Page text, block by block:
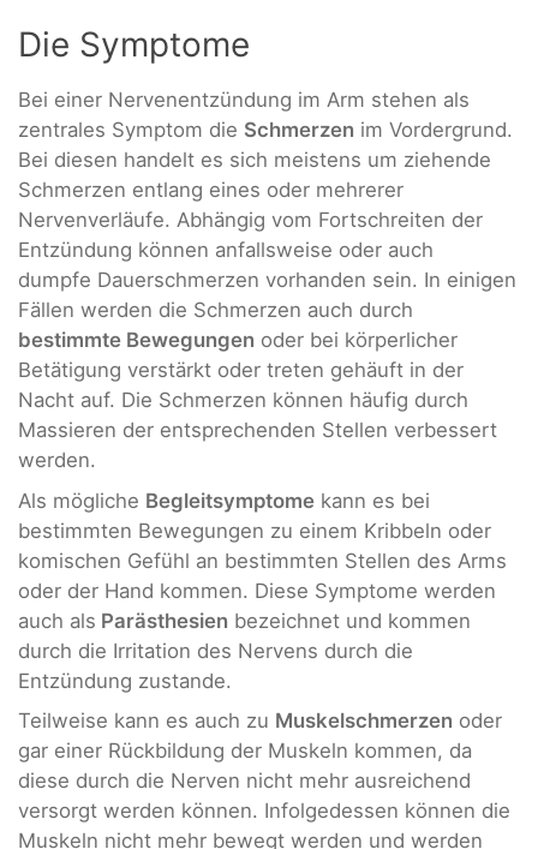
Die Symptome
Bei einer Nervenentzündung im Arm stehen als
zentrales Symptom die Schmerzen im Vordergrund.
Bei diesen handelt es sich meistens um ziehende
Schmerzen entlang eines oder mehrerer
Nervenverläufe. Abhängig vom Fortschreiten der
Entzündung können anfallsweise oder auch
dumpfe Dauerschmerzen vorhanden sein. In einigen
Fällen werden die Schmerzen auch durch
bestimmte Bewegungen oder bei körperlicher
Betätigung verstärkt oder treten gehäuft in der
Nacht auf. Die Schmerzen können häufig durch
Massieren der entsprechenden Stellen verbessert
werden.
Als mögliche Begleitsymptome kann es bei
bestimmten Bewegungen zu einem Kribbeln oder
komischen Gefühl an bestimmten Stellen des Arms
oder der Hand kommen. Diese Symptome werden
auch als Parästhesien bezeichnet und kommen
durch die Irritation des Nervens durch die
Entzündung zustande.
Teilweise kann es auch zu Muskelschmerzen oder
gar einer Rückbildung der Muskeln kommen, da
diese durch die Nerven nicht mehr ausreichend
versorgt werden können. Infolgedessen können die
Muskeln nicht mehr bewegt werden und werden